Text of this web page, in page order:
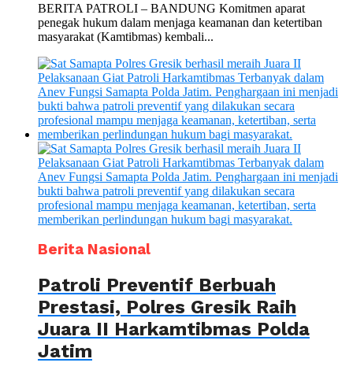
BERITA PATROLI – BANDUNG Komitmen aparat
penegak hukum dalam menjaga keamanan dan ketertiban
masyarakat (Kamtibmas) kembali...
Berita Nasional
Patroli Preventif Berbuah
Prestasi, Polres Gresik Raih
Juara II Harkamtibmas Polda
Jatim